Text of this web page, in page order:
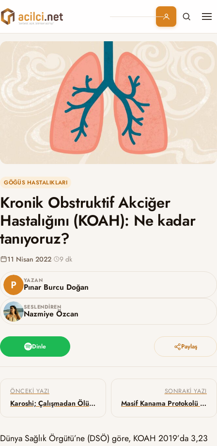
Branşlar
Konular
Kurumsal
Abonelik
GÖĞÜS HASTALIKLARI
Kronik Obstruktif Akciğer
Hastalığını (KOAH): Ne kadar
tanıyoruz?
YAZAN
Pınar Burcu Doğan
SESLENDIREN
Nazmiye Özcan
11 Nisan 2022· 9 dk
Dinle Paylaş
Yazı gezinmesi
ÖNCEKI YAZI
Karoshi; Çalışmadan Ölüme Giden Bir Yol
SONRAKI YAZI
Masif Kanama Protokolü – 7 T
Dünya Sağlık Örgütü’ne (DSÖ) göre, KOAH 2019’da 3,23